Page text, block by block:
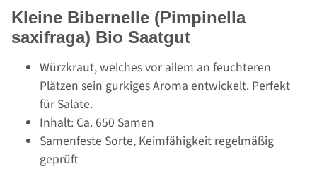
Kleine Bibernelle (Pimpinella
saxifraga) Bio Saatgut
Würzkraut, welches vor allem an feuchteren
Plätzen sein gurkiges Aroma entwickelt. Perfekt
für Salate.
Inhalt: Ca. 650 Samen
Samenfeste Sorte, Keimfähigkeit regelmäßig
geprüft